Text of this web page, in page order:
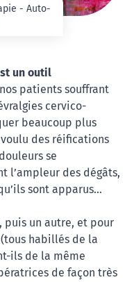
- Auto-
un outil
patients souffrant
cervico-
beaucoup plus
des réifications
se
l’ampleur des dégâts,
sont apparus…
puis un autre, et pour
habillés de la
ils de la même
de façon très